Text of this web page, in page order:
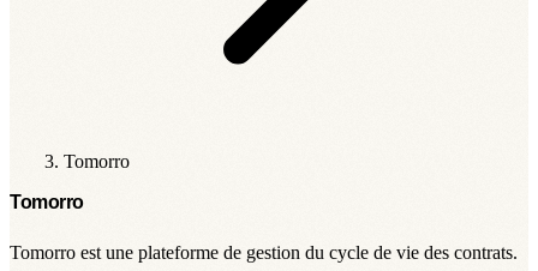
Tomorro
Tomorro
Tomorro est une plateforme de gestion du cycle de vie des contrats.